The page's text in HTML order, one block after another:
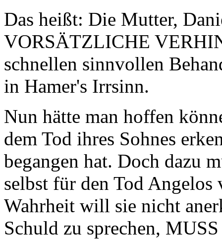
Das heißt: Die Mutter,
VORSÄTZLICHE
schnellen sinnvollen
in Hamer's Irrsinn.
Nun hätte man hoffen
dem Tod ihres Sohnes
begangen hat. Doch dazu
selbst für den Tod
Wahrheit will sie nicht
Schuld zu sprechen,